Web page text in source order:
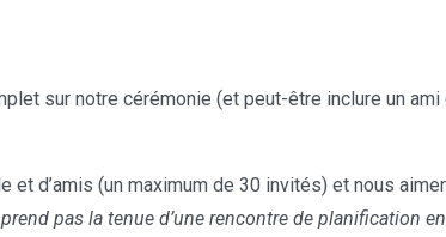
sur notre cérémonie (et peut-être inclure un
d’amis (un maximum de 30 invités) et nous
pas la tenue d’une rencontre de planification